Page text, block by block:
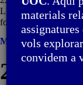
L'hexàgon en el món
forces
Menú
2.
materials
vols
convidem a